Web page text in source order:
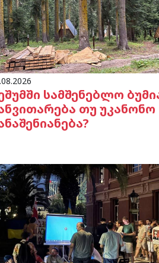
სამშენებლო
თუ უკანონო